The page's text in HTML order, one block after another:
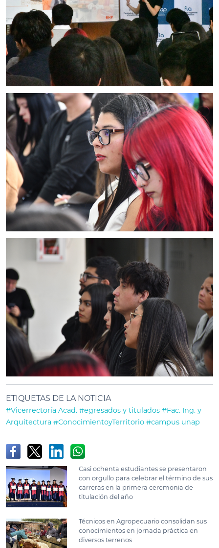
ETIQUETAS DE LA NOTICIA
#Vicerrectoría Acad. #egresados y titulados #Fac. Ing. y
Arquitectura #ConocimientoyTerritorio #campus unap
Casi ochenta estudiantes se presentaron
con orgullo para celebrar el término de sus
carreras en la primera ceremonia de
titulación del año
Técnicos en Agropecuario consolidan sus
conocimientos en jornada práctica en
diversos terrenos